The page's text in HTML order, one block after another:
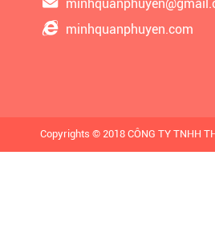
minhquanphuyen.com
Copyrights © 2018 CÔNG TY TNHH